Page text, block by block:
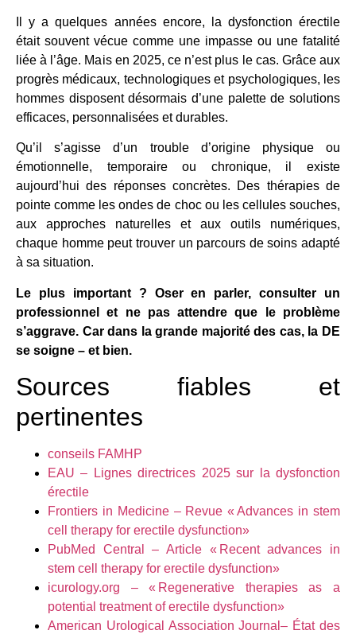
Il y a quelques années encore, la dysfonction érectile
était souvent vécue comme une impasse ou une fatalité
liée à l’âge. Mais en 2025, ce n’est plus le cas. Grâce aux
progrès médicaux, technologiques et psychologiques, les
hommes disposent désormais d’une palette de solutions
efficaces, personnalisées et durables.
Qu’il s’agisse d’un trouble d’origine physique ou
émotionnelle, temporaire ou chronique, il existe
aujourd’hui des réponses concrètes. Des thérapies de
pointe comme les ondes de choc ou les cellules souches,
aux approches naturelles et aux outils numériques,
chaque homme peut trouver un parcours de soins adapté
à sa situation.
Le plus important ? Oser en parler, consulter un
professionnel et ne pas attendre que le problème
s’aggrave. Car dans la grande majorité des cas, la DE
se soigne – et bien.
Sources fiables et
pertinentes
conseils FAMHP
EAU – Lignes directrices 2025 sur la dysfonction
érectile
Frontiers in Medicine – Revue « Advances in stem
cell therapy for erectile dysfunction»
PubMed Central – Article « Recent advances in
stem cell therapy for erectile dysfunction»
icurology.org – « Regenerative therapies as a
potential treatment of erectile dysfunction»
American Urological Association Journal– État des